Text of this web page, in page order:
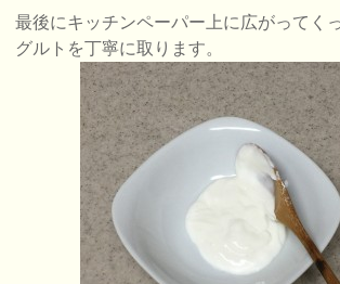
最後にキッチンペーパー上に広がってく
グルトを丁寧に取ります。